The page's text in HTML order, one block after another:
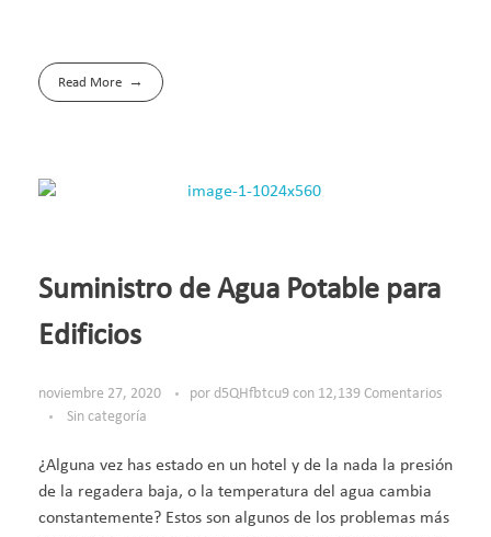
Read More
Suministro de Agua Potable para
Edificios
noviembre 27, 2020 por d5QHfbtcu9 con 12,139 Comentarios
Sin categoría
¿Alguna vez has estado en un hotel y de la nada la presión
de la regadera baja, o la temperatura del agua cambia
constantemente? Estos son algunos de los problemas más